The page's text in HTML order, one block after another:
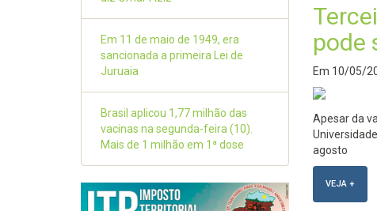
Em 11 de maio de 1949, era
sancionada a primeira Lei de
Juruaia
Brasil aplicou 1,77 milhão das
vacinas na segunda-feira (10).
Mais de 1 milhão em 1ª dose
pode
Em 10/05/
Apesar da
agosto
VEJA +